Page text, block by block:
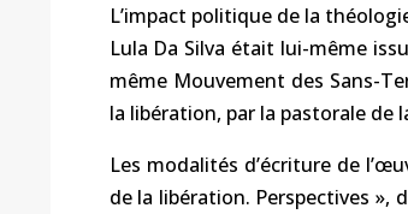
L’impact politique de la
Lula Da Silva était lui-même
même Mouvement des Sans-
la libération, par la pastorale de
Les modalités d’écriture de
de la libération. Perspectives »,